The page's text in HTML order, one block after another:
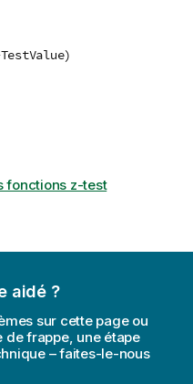
fonctions z-test
aidé ?
sur cette page ou
de frappe, une étape
– faites-le-nous